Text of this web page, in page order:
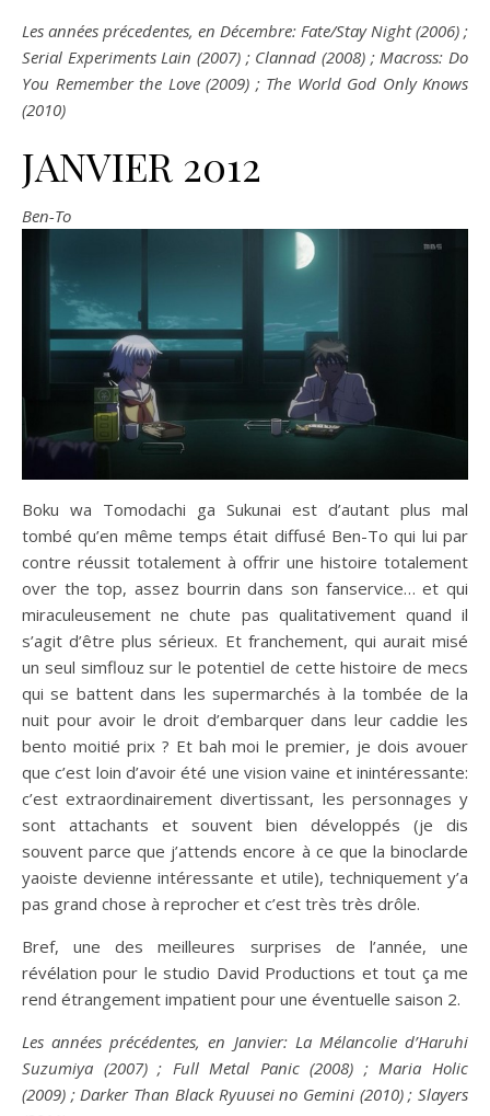
Les années précedentes, en Décembre: Fate/Stay Night (2006) ;
Serial Experiments Lain (2007) ; Clannad (2008) ; Macross: Do
You Remember the Love (2009) ; The World God Only Knows
(2010)
JANVIER 2012
Ben-To
Boku wa Tomodachi ga Sukunai est d’autant plus mal
tombé qu’en même temps était diffusé Ben-To qui lui par
contre réussit totalement à offrir une histoire totalement
over the top, assez bourrin dans son fanservice… et qui
miraculeusement ne chute pas qualitativement quand il
s’agit d’être plus sérieux. Et franchement, qui aurait misé
un seul simflouz sur le potentiel de cette histoire de mecs
qui se battent dans les supermarchés à la tombée de la
nuit pour avoir le droit d’embarquer dans leur caddie les
bento moitié prix ? Et bah moi le premier, je dois avouer
que c’est loin d’avoir été une vision vaine et inintéressante:
c’est extraordinairement divertissant, les personnages y
sont attachants et souvent bien développés (je dis
souvent parce que j’attends encore à ce que la binoclarde
yaoiste devienne intéressante et utile), techniquement y’a
pas grand chose à reprocher et c’est très très drôle.
Bref, une des meilleures surprises de l’année, une
révélation pour le studio David Productions et tout ça me
rend étrangement impatient pour une éventuelle saison 2.
Les années précédentes, en Janvier: La Mélancolie d’Haruhi
Suzumiya (2007) ; Full Metal Panic (2008) ; Maria Holic
(2009) ; Darker Than Black Ryuusei no Gemini (2010) ; Slayers